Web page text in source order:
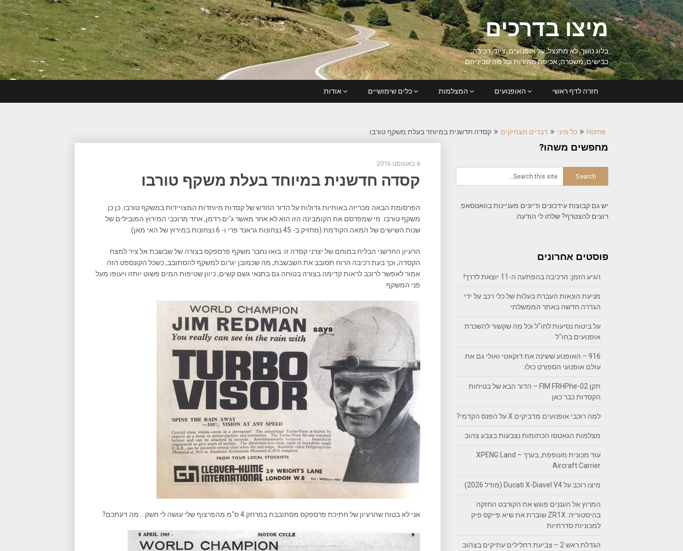
Skip
to
content
מיצו בדרכים
בלוג נושך, לא מתנצל, על אופנועים, ציוד, רכיבה,
כבישים, משטרה, אכיפת מהירות וכל מה שביניהם
חזרה לדף ראשי האופנועים המצלמות כלים שימושיים אודות
Home כל מיני דברים מצחיקים קסדה חדשנית במיוחד בעלת משקף טורבו
6 באוגוסט 2016
קסדה חדשנית במיוחד בעלת משקף טורבו
הפרסומת הבאה מכריזה באותיות גדולות על הדור החדש של קסדות מיוחדות המצויידות במשקף טורבו. כן כן.
משקף טורבו. מי שמפרסם את הקומבינה הזו הוא לא אחר מאשר ג'ים רדמן, אחד מרוכבי המירוץ המובילים של
שנות השישים של המאה הקודמת (מחזיק ב- 45 נצחונות גראנד פרי ו- 6 נצחונות במירוץ של האי מאן).
הרעיון החדשני הבליח במוחם של יצרני קסדה זו: בואו נחבר משקף פרספקס בצורה של שבשבת אל ציר למצח
הקסדה, וכך בעת רכיבה הרוח תסובב את השבשבת, מה שכמובן יגרום למשקף להסתובב, כשכל הקונספט הזה
אמור לאפשר לרוכב לראות קדימה בצורה בטוחה גם בתנאי גשם קשים, כיוון שטיפות המים פשוט יותזו ויעופו מעל
פני המשקף.
אני לא בטוח שהרעיון של חתיכת פרספקס מסתובבת במרחק 4 ס"מ מהפרצוף שלי עושה לי חשק… מה דעתכם?
מחפשים משהו?
יש גם קבוצות עידכונים ודיונים מעניינות בוואטסאפ.
רוצים להצטרף? שלחו לי הודעה.
פוסטים אחרונים
הגיע הזמן: הרכיבה בהפתעה ה-11 יוצאת לדרך!
מניעת הונאות העברת בעלות של כלי רכב על ידי
הגדרה חדשה באתר הממשלתי
על ביטוח נסיעות לחו"ל וכל מה שקשור להשכרת
אופנועים בחו"ל
916 – האופנוע ששינה את דוקאטי ואולי גם את
עולם אופנועי הספורט כולו
תקן FIM FRHPhe-02 – הדור הבא של בטיחות
הקסדות כבר כאן
למה רוכבי אופנועים מדביקים X על הפנס הקדמי?
מצלמות הגאטסו הכתומות נצבעות בצבע צהוב
עוד מכונית מעופפת, בערך – XPENG Land
Aircraft Carrier
מיצו רוכב על Ducati X-Diavel V4 (מודל 2026)
המרוץ אל העננים פוגש את הקורבט החזקה
בהיסטוריה: ZR1X שוברת את שיא פייקס פיק
למכוניות סדרתיות
הגדלת ראש 2 – צביעת דחלילים עתיקים בצהוב